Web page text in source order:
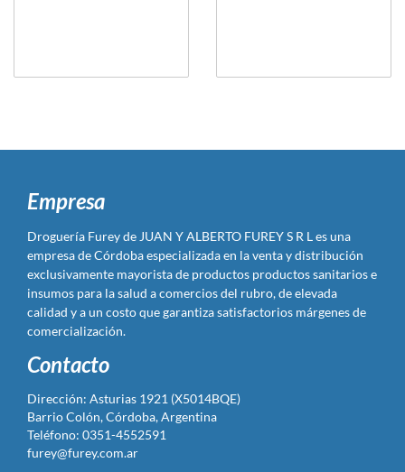
Empresa
Droguería Furey de JUAN Y ALBERTO FUREY S R L es una
empresa de Córdoba especializada en la venta y distribución
exclusivamente mayorista de productos productos sanitarios e
insumos para la salud a comercios del rubro, de elevada
calidad y a un costo que garantiza satisfactorios márgenes de
comercialización.
Contacto
Dirección: Asturias 1921 (X5014BQE)
Barrio Colón, Córdoba, Argentina
Teléfono: 0351-4552591
furey@furey.com.ar